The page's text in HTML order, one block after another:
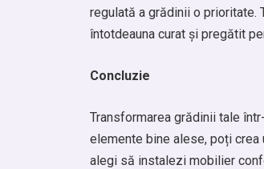
regulată a grădinii o
întotdeauna curat și pregătit
Concluzie
Transformarea grădinii tale
elemente bine alese, poți crea
alegi să instalezi mobilier